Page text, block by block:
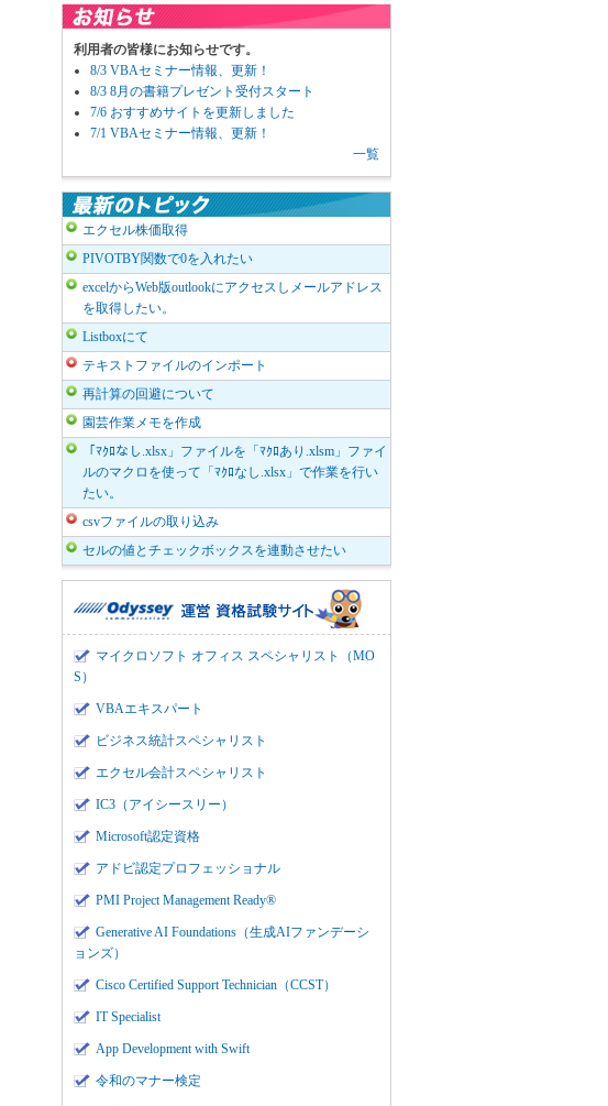
利用者の皆様にお知らせです。
8/3 VBAセミナー情報、更新！
8/3 8月の書籍プレゼント受付スタート
7/6 おすすめサイトを更新しました
7/1 VBAセミナー情報、更新！
一覧
エクセル株価取得
PIVOTBY関数で0を入れたい
excelからWeb版outlookにアクセスしメールアドレス
を取得したい。
Listboxにて
テキストファイルのインポート
再計算の回避について
園芸作業メモを作成
「ﾏｸﾛなし.xlsx」ファイルを「ﾏｸﾛあり.xlsm」ファイ
ルのマクロを使って「ﾏｸﾛなし.xlsx」で作業を行い
たい。
csvファイルの取り込み
セルの値とチェックボックスを連動させたい
マイクロソフト オフィス スペシャリスト（MO
S）
VBAエキスパート
ビジネス統計スペシャリスト
エクセル会計スペシャリスト
IC3（アイシースリー）
Microsoft認定資格
アドビ認定プロフェッショナル
PMI Project Management Ready®
Generative AI Foundations（生成AIファンデーシ
ョンズ）
Cisco Certified Support Technician（CCST）
IT Specialist
App Development with Swift
令和のマナー検定